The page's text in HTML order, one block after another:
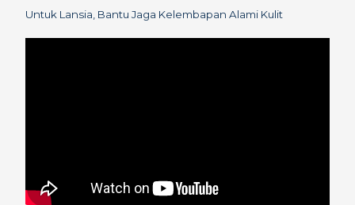
Untuk Lansia, Bantu Jaga Kelembapan Alami Kulit